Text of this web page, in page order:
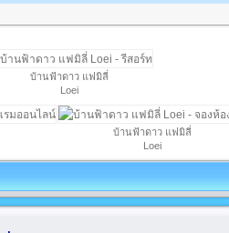
บ้านฟ้าดาว แฟมิลี่
Loei
บ้านฟ้าดาว แฟมิลี่
Loei